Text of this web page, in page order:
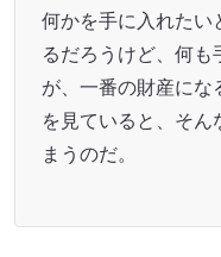
何かを手に入れたい
るだろうけど、何も
が、一番の財産にな
を見ていると、そん
まうのだ。